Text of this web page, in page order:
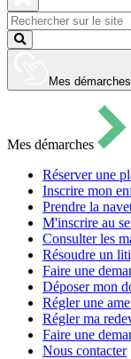
ouvrir
le
formulaire
Fermer
la
recherche
Lancer
la
Mes démarches
Mes démarches
Réserver une
Inscrire mon
Prendre la
M'inscrire au
Consulter les
Résoudre un
Faire une
Déposer mon
Régler une
Régler ma
Faire une
Nous contacter